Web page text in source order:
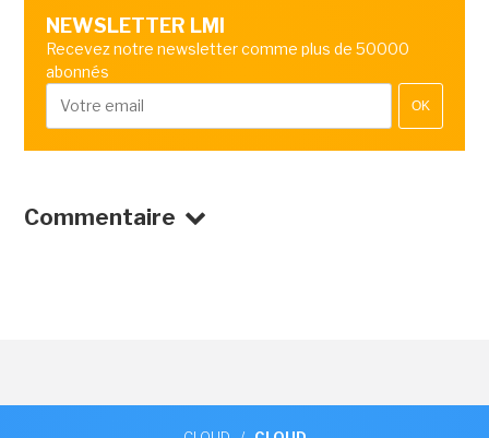
NEWSLETTER LMI
Recevez notre newsletter comme plus de 50000
abonnés
OK
Commentaire